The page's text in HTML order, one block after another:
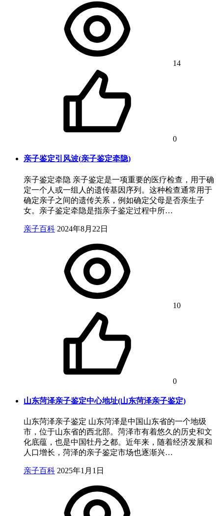
14
0
亲子鉴定引风波(亲子鉴定牵隐)
亲子鉴定牵隐 亲子鉴定是一项重要的医疗检查，用于确
定一个人或一组人的遗传基因序列。这种检查通常用于
确定亲子之间的遗传关系，例如确定父母是否亲生子
女。亲子鉴定牵隐是指亲子鉴定过程中所…
亲子百科 2024年8月22日
10
0
山东菏泽亲子鉴定中心地址(山东菏泽亲子鉴定)
山东菏泽亲子鉴定 山东菏泽是中国山东省的一个地级
市，位于山东省的西北部。菏泽市有着悠久的历史和文
化底蕴，也是中国牡丹之都。近年来，随着经济发展和
人口增长，菏泽的亲子鉴定市场也逐渐兴…
亲子百科 2025年1月1日